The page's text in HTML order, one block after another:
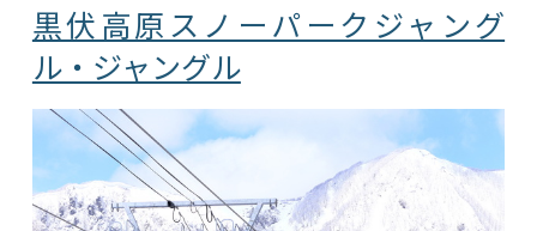
黒伏高原スノーパークジャング
ル・ジャングル